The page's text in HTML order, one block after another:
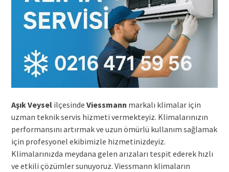
Aşık Veyselilçesinde Viessmann markalı klimalar için
uzman teknik servis hizmeti vermekteyiz. Klimalarınızın
performansını artırmak ve uzun ömürlü kullanım sağlamak
için profesyonel ekibimizle hizmetinizdeyiz.
Klimalarınızda meydana gelen arızaları tespit ederek hızlı
ve etkili çözümler sunuyoruz. Viessmann klimaların